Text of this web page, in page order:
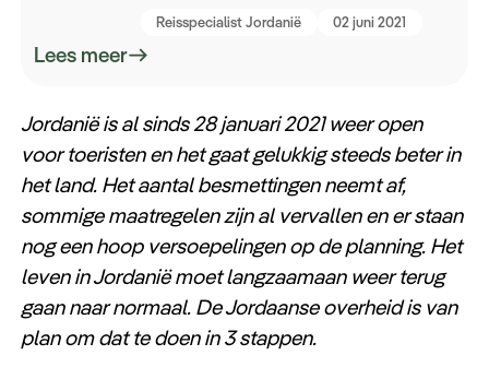
Reisspecialist Jordanië 02 juni 2021
Lees meer
Jordanië is al sinds 28 januari 2021 weer open
voor toeristen en het gaat gelukkig steeds beter in
het land. Het aantal besmettingen neemt af,
sommige maatregelen zijn al vervallen en er staan
nog een hoop versoepelingen op de planning. Het
leven in Jordanië moet langzaamaan weer terug
gaan naar normaal. De Jordaanse overheid is van
plan om dat te doen in 3 stappen.